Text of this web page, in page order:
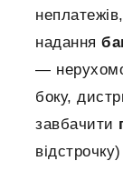
надання
—
боку,
завбачити
відстрочку)